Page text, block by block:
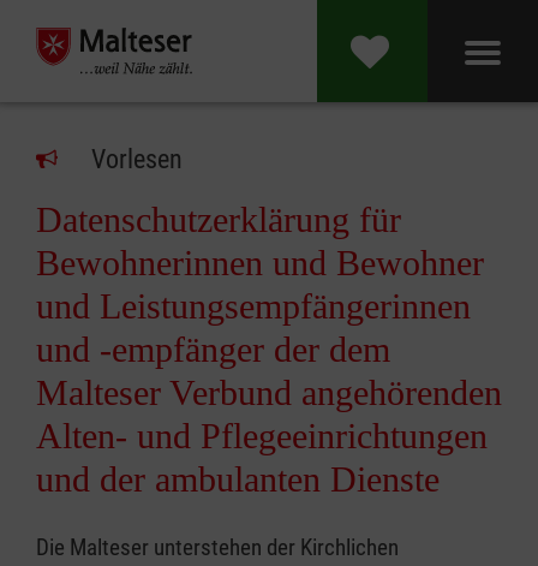
Vorlesen
Datenschutzerklärung für
Bewohnerinnen und Bewohner
und Leistungsempfängerinnen
und -empfänger der dem
Malteser Verbund angehörenden
Alten- und Pflegeeinrichtungen
und der ambulanten Dienste
Die Malteser unterstehen der Kirchlichen